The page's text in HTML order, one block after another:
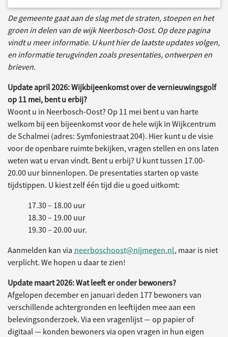
De gemeente gaat aan de slag met de straten, stoepen en het
groen in delen van de wijk Neerbosch-Oost. Op deze pagina
vindt u meer informatie. U kunt hier de laatste updates volgen,
en informatie terugvinden zoals presentaties, ontwerpen en
brieven.
Update april 2026: Wijkbijeenkomst over de vernieuwingsgolf
op 11 mei, bent u erbij?
Woont u in Neerbosch-Oost? Op 11 mei bent u van harte
welkom bij een bijeenkomst voor de hele wijk in Wijkcentrum
de Schalmei (adres: Symfoniestraat 204). Hier kunt u de visie
voor de openbare ruimte bekijken, vragen stellen en ons laten
weten wat u ervan vindt. Bent u erbij? U kunt tussen 17.00-
20.00 uur binnenlopen. De presentaties starten op vaste
tijdstippen. U kiest zelf één tijd die u goed uitkomt:
17.30 – 18.00 uur
18.30 – 19.00 uur
19.30 – 20.00 uur.
Aanmelden kan via neerboschoost@nijmegen.nl, maar is niet
verplicht. We hopen u daar te zien!
Update maart 2026: Wat leeft er onder bewoners?
Afgelopen december en januari deden 177 bewoners van
verschillende achtergronden en leeftijden mee aan een
belevingsonderzoek. Via een vragenlijst — op papier of
digitaal — konden bewoners via open vragen in hun eigen